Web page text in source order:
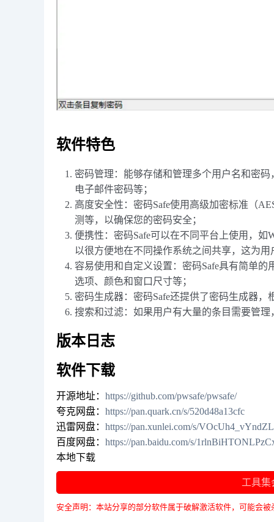
软件特色
密码管理：能够存储和管理多个用户名和密
电子邮件密码等；
高度安全性：密码Safe使用高级加密标准（
测等，以确保您的密码安全；
便携性：密码Safe可以在不同平台上使用，如
以很方便地在不同操作系统之间共享，这为
容易使用和自定义设置：密码Safe具有简单
选项、颜色和窗口尺寸等；
密码生成器：密码Safe还提供了密码生成器
搜索和过滤：如果用户有大量的条目需要管
版本日志
软件下载
开源地址： https://github.com/pwsafe/pwsafe/
夸克网盘： https://pan.quark.cn/s/520d48a13cfc
迅雷网盘： https://pan.xunlei.com/s/
百度网盘： https://pan.baidu.com/s/
本地下载
工具
安全声明：本站分享的部分软件属于破解激活软件，可能会